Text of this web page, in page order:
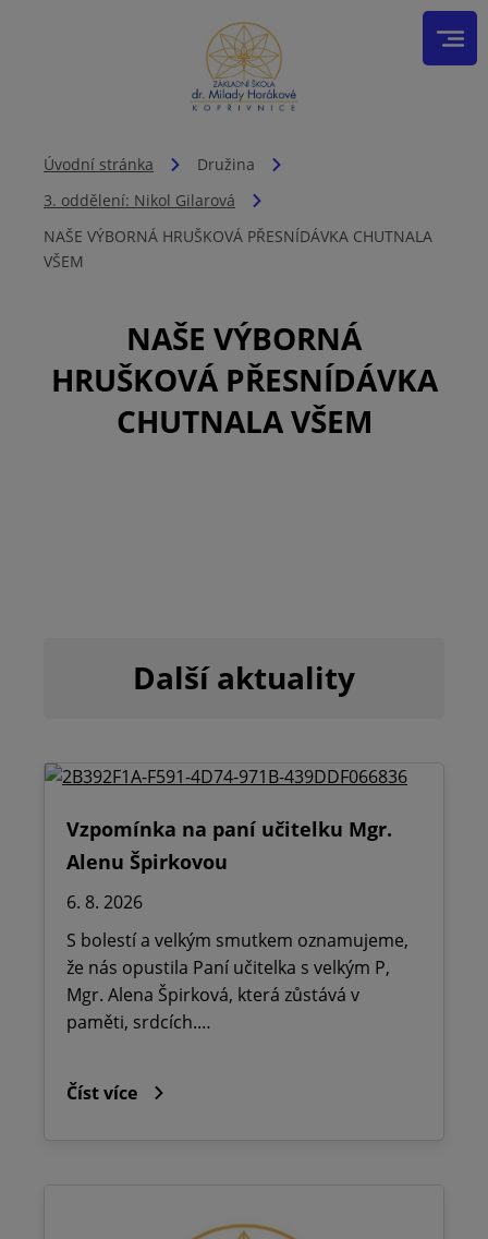
Úvodní stránka
Družina
3. oddělení: Nikol Gilarová
NAŠE VÝBORNÁ HRUŠKOVÁ PŘESNÍDÁVKA CHUTNALA
VŠEM
NAŠE VÝBORNÁ
HRUŠKOVÁ PŘESNÍDÁVKA
CHUTNALA VŠEM
Další aktuality
Vzpomínka na paní učitelku Mgr.
Alenu Špirkovou
6. 8. 2026
S bolestí a velkým smutkem oznamujeme,
že nás opustila Paní učitelka s velkým P,
Mgr. Alena Špirková, která zůstává v
paměti, srdcích.…
Číst více